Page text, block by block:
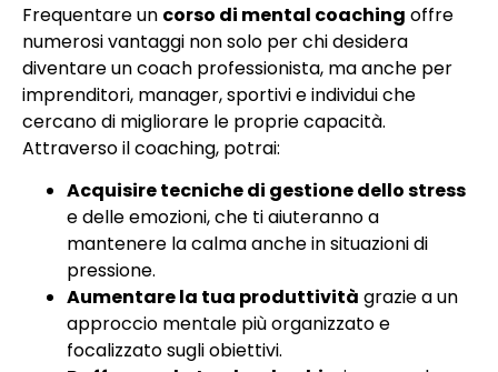
Frequentare un corso di mental coaching offre
numerosi vantaggi non solo per chi desidera
diventare un coach professionista, ma anche per
imprenditori, manager, sportivi e individui che
cercano di migliorare le proprie capacità.
Attraverso il coaching, potrai:
Acquisire tecniche di gestione dello stress
e delle emozioni, che ti aiuteranno a
mantenere la calma anche in situazioni di
pressione.
Aumentare la tua produttività grazie a un
approccio mentale più organizzato e
focalizzato sugli obiettivi.